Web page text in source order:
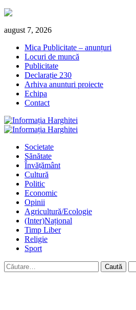
Skip
content
august 7, 2026
Mica Publicitate – anunțuri
Locuri de muncă
Publicitate
Declarație 230
Arhiva anunturi proiecte
Echipa
Contact
Primary
Societate
Sănătate
Învățământ
Cultură
Politic
Economic
Opinii
Agricultură/Ecologie
(Inter)Național
Timp Liber
Religie
Sport
Caută
după: